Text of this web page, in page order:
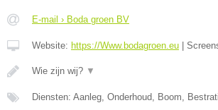
E-mail › Boda groen BV
Website: https://Www.bodagroen.eu
Wie zijn wij? ▼
Diensten: Aanleg, Onderhoud, Boom,